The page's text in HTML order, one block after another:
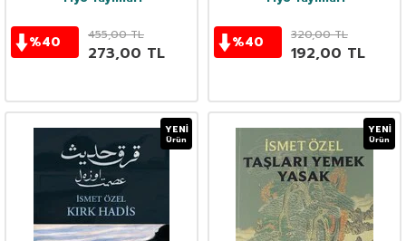
%40 455,00TL
273,00 TL
%40 320,00TL
192,00 TL
YENI
Ürün
YENI
Ürün